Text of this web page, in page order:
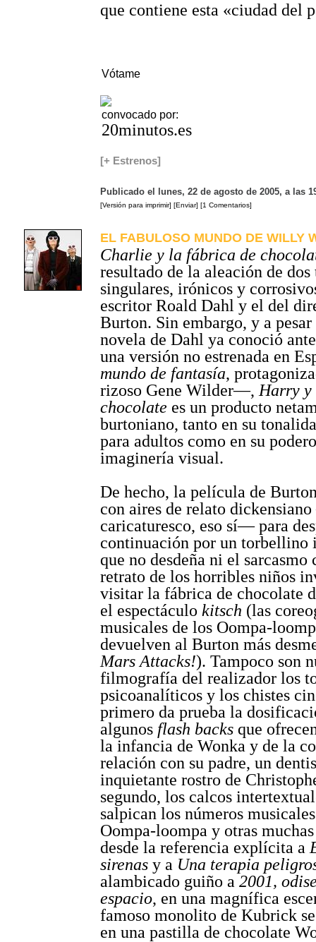
que contiene esta «ciudad del
Vótame
convocado por:
20minutos.es
[+ Estrenos]
Publicado el lunes, 22 de agosto de 2005, a las
[Versión para imprimir] [Enviar] [1 Comentarios]
EL FABULOSO MUNDO DE WILLY
Charlie y la fábrica de
resultado de la aleación de dos
singulares, irónicos y
escritor Roald Dahl y el del
Burton. Sin embargo, y a pesar
novela de Dahl ya conoció
una versión no estrenada en
mundo de fantasía,
rizoso Gene Wilder—, Harry
chocolate es un producto
burtoniano, tanto en su
para adultos como en su
imaginería visual.
De hecho, la película de
con aires de relato
caricaturesco, eso sí— para
continuación por un torbellino
que no desdeña ni el sarcasmo
retrato de los horribles niños
visitar la fábrica de chocolate
el espectáculo kitsch (las
musicales de los Oompa-
devuelven al Burton más
Mars Attacks!). Tampoco son
filmografía del realizador los
psicoanalíticos y los chistes
primero da prueba la
algunos flash backs que
la infancia de Wonka y de la
relación con su padre, un
inquietante rostro de
segundo, los calcos
salpican los números
Oompa-loompa y otras
desde la referencia explícita a
sirenas y a Una terapia
alambicado guiño a 2001,
espacio, en una magnífica
famoso monolito de Kubrick
en una pastilla de chocolate